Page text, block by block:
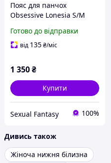
Пояс для панчох
Obsessive Lonesia S/M
Готово до відправки
від 135₴/міс
1 350₴
Купити
Sexual Fantasy 100%
Дивись також
Жіноча нижня білизна